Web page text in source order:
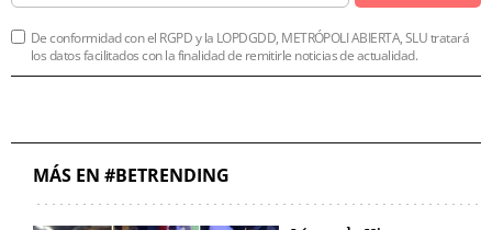
De conformidad con el RGPD y la LOPDGDD, METRÓPOLI ABIERTA, SLU tratará
los datos facilitados con la finalidad de remitirle noticias de actualidad.
MÁS EN #BETRENDING